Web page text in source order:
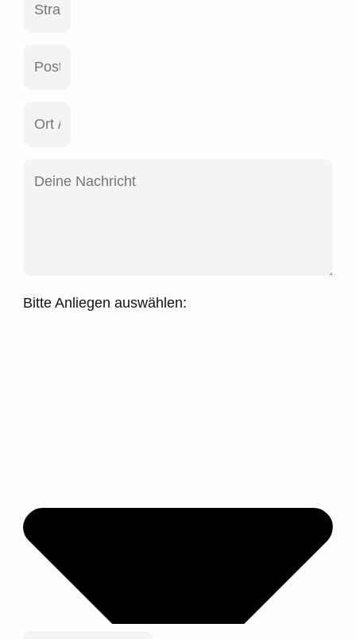
Bitte Anliegen auswählen: